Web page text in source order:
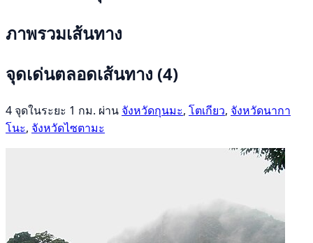
ภาพรวมเส้นทาง
จุดเด่นตลอดเส้นทาง (4)
4 จุดในระยะ 1 กม. ผ่าน จังหวัดกุนมะ, โตเกียว, จังหวัดนากา
โนะ, จังหวัดไซตามะ